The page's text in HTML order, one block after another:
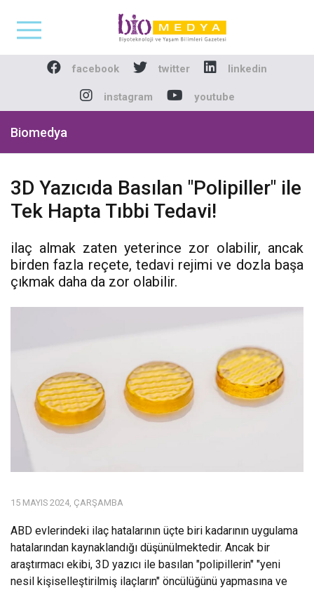
Biomedya -
facebook twitter linkedin
instagram youtube
Biomedya
3D Yazıcıda Basılan "Polipiller" ile
Tek Hapta Tıbbi Tedavi!
ilaç almak zaten yeterince zor olabilir, ancak
birden fazla reçete, tedavi rejimi ve dozla başa
çıkmak daha da zor olabilir.
15 MAYIS 2024, ÇARŞAMBA
ABD evlerindeki ilaç hatalarının üçte biri kadarının uygulama
hatalarından kaynaklandığı düşünülmektedir. Ancak bir
araştırmacı ekibi, 3D yazıcı ile basılan "polipillerin" "yeni
nesil kişiselleştirilmiş ilaçların" öncülüğünü yapmasına ve